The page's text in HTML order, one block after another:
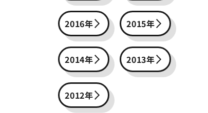
2016年 2015年
2014年 2013年
2012年